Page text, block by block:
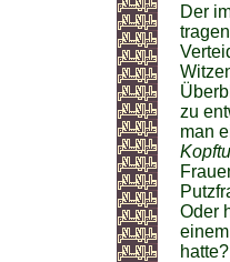
Der
zu
man
Oder
hatte?